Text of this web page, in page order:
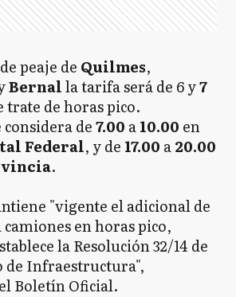
peaje de Quilmes,
Bernalla tarifa será de 6 y7
trate de horas pico.
considera de7.00 a10.00 en
Federal, y de 17.00 a20.00
.
"vigente el adicional de
camiones en horas pico,
la Resolución 32/14 de
de Infraestructura",
Boletín Oficial.